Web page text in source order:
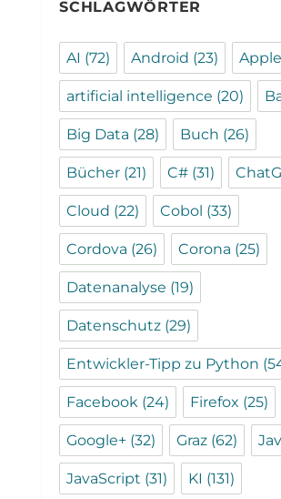
SCHLAGWÖRTER
AI (72) Android (23) Apple
artificial intelligence (20)
Big Data (28) Buch (26)
Bücher (21) C# (31)
Cloud (22) Cobol (33)
Cordova (26) Corona (25)
Datenanalyse (19)
Datenschutz (29)
Entwickler-Tipp zu Python
Facebook (24) Firefox (25)
Google+ (32) Graz (62)
JavaScript (31) KI (131)